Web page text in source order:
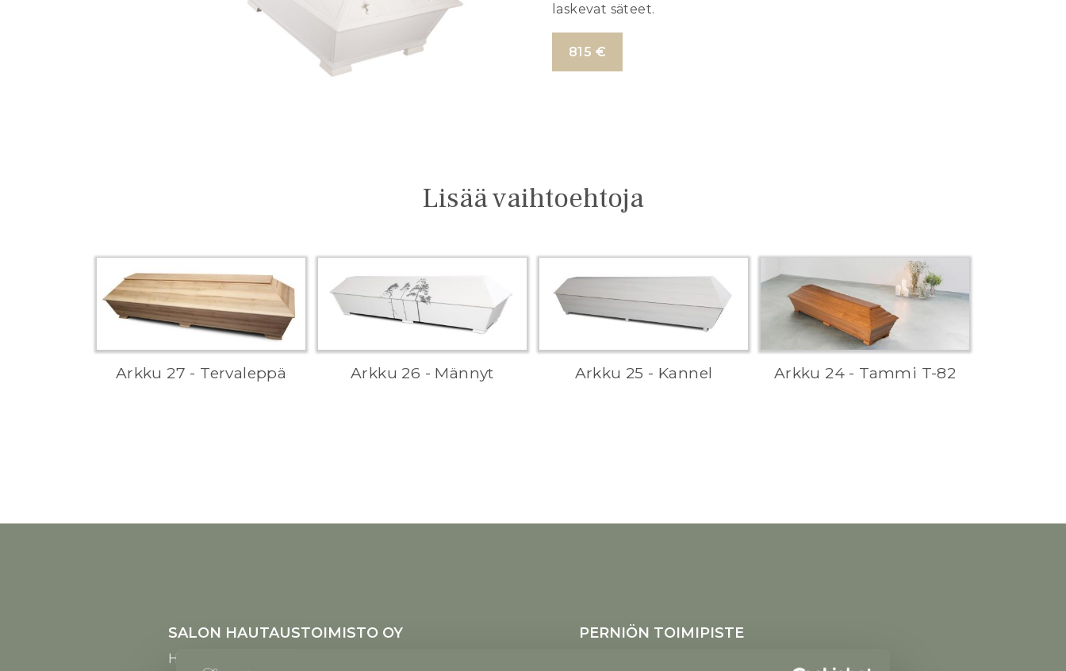
laskevat säteet.
815 €
Lisää vaihtoehtoja
Arkku 27 - Tervaleppä Arkku 26 - Männyt Arkku 25 - Kannel Arkku 24 - Tammi T-82
SALON HAUTAUSTOIMISTO OY
Helsingintie 9, 24100 Salo
PERNIÖN TOIMIPISTE